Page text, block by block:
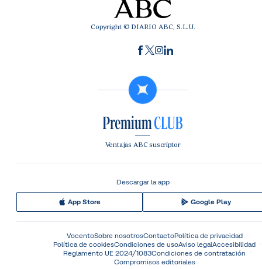
Copyright © DIARIO ABC, S.L.U.
Ventajas ABC suscriptor
Descargar la app
App Store Google Play
VocentoSobre nosotrosContactoPolítica de privacidad
Política de cookiesCondiciones de usoAviso legalAccesibilidad
Reglamento UE 2024/1083Condiciones de contratación
Compromisos editoriales